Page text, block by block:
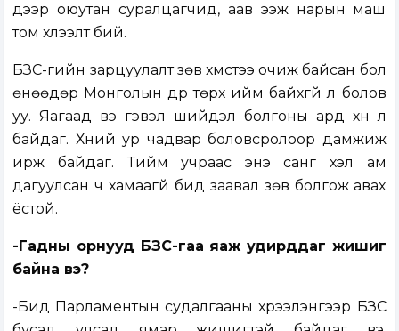
дээр оюутан суралцагчид, аав ээж нарын маш
том хүлээлт бий.
БЗС-гийн зарцуулалт зөв хүмүүстээ очиж байсан бол
өнөөдөр Монголын дүр төрх ийм байхгүй л болов
уу. Яагаад вэ гэвэл шийдэл болгоны ард хүн л
байдаг. Хүний ур чадвар боловсролоор дамжиж
ирж байдаг. Тийм учраас энэ санг хэл ам
дагуулсан ч хамаагүй бид заавал зөв болгож авах
ёстой.
-Гадны орнууд БЗС-гаа яаж удирддаг жишиг
байна вэ?
-Бид Парламентын судалгааны хүрээлэнгээр БЗС